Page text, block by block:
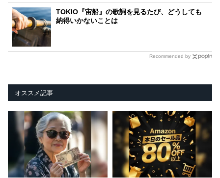
TOKIO『宙船』の歌詞を見るたび、どうしても
納得いかないことは
Recommended by
オススメ記事